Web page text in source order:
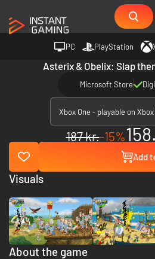
PC PlayStation
Asterix & Obelix: Slap
Microsoft Store
Xbox One - playable on
187 kr.-15%
Add
About the game
Visuals